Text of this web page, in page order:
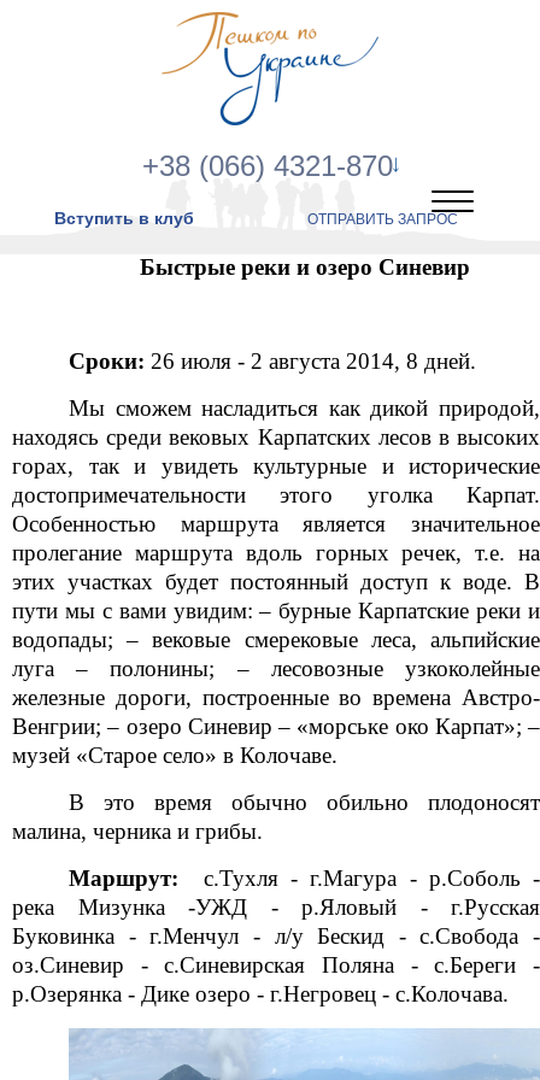
+38 (066) 4321-870
Вступить в клуб ОТПРАВИТЬ ЗАПРОС
Быстрые реки и озеро Синевир
Сроки: 26 июля - 2 августа 2014, 8 дней.
Мы сможем насладиться как дикой природой,
находясь среди вековых Карпатских лесов в высоких
горах, так и увидеть культурные и исторические
достопримечательности этого уголка Карпат.
Особенностью маршрута является значительное
пролегание маршрута вдоль горных речек, т.е. на
этих участках будет постоянный доступ к воде. В
пути мы с вами увидим: – бурные Карпатские реки и
водопады; – вековые смерековые леса, альпийские
луга – полонины; – лесовозные узкоколейные
железные дороги, построенные во времена Австро-
Венгрии; – озеро Синевир – «морське око Карпат»; –
музей «Старое село» в Колочаве.
В это время обычно обильно плодоносят
малина, черника и грибы.
Маршрут: с.Тухля - г.Магура - р.Соболь -
река Мизунка -УЖД - р.Яловый - г.Русская
Буковинка - г.Менчул - л/у Бескид - с.Свобода -
оз.Синевир - с.Синевирская Поляна - с.Береги -
р.Озерянка - Дике озеро - г.Негровец - с.Колочава.